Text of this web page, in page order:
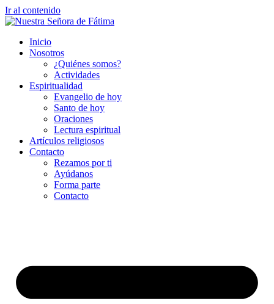
Ir al contenido
Inicio
Nosotros
¿Quiénes somos?
Actividades
Espiritualidad
Evangelio de hoy
Santo de hoy
Oraciones
Lectura espiritual
Artículos religiosos
Contacto
Rezamos por ti
Ayúdanos
Forma parte
Contacto